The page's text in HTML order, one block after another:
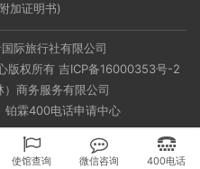
加证明书)
际旅行社有限公司
版权所有 吉ICP备16000353号-2
商务服务有限公司
铂霖400电话申请中心
使馆查询 微信咨询 400电话